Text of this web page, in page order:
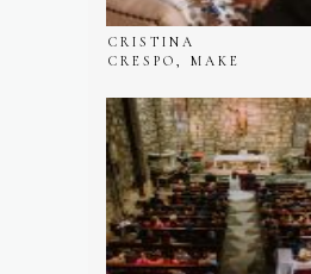
CRISTINA
CRESPO, MAKE
EN VALENCIA